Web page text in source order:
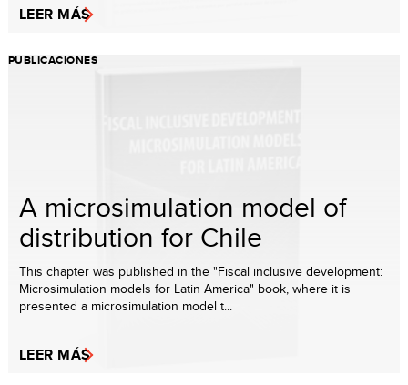
LEER MÁS
PUBLICACIONES
A microsimulation model of
distribution for Chile
This chapter was published in the "Fiscal inclusive development:
Microsimulation models for Latin America" book, where it is
presented a microsimulation model t...
LEER MÁS